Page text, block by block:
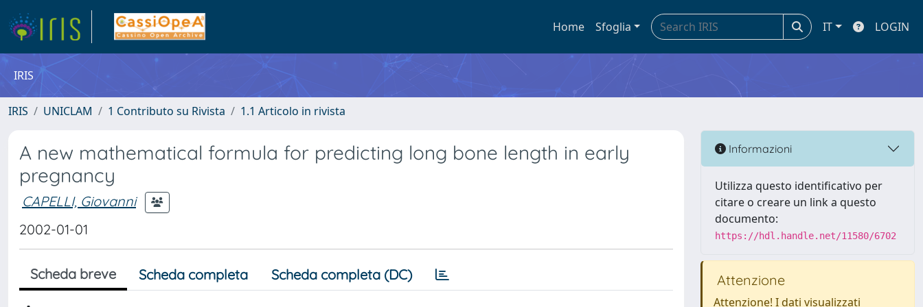
Home Sfoglia IT LOGIN
IRIS
IRIS UNICLAM 1 Contributo su Rivista 1.1 Articolo in rivista
A new mathematical formula for predicting long bone length in early
pregnancy
CAPELLI, Giovanni
2002-01-01
Scheda breve Scheda completa Scheda completa (DC)
Informazioni
Utilizza questo identificativo per
citare o creare un link a questo
documento:
https://hdl.handle.net/11580/6702
Attenzione
Attenzione! I dati visualizzati